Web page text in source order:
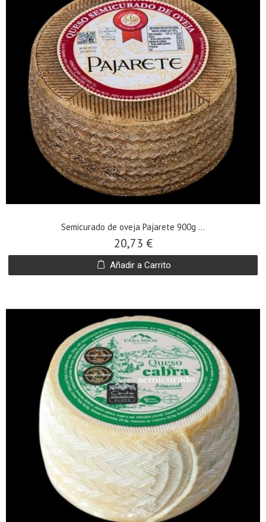
Semicurado de oveja Pajarete 900g ...
20,73 €
Añadir a Carrito